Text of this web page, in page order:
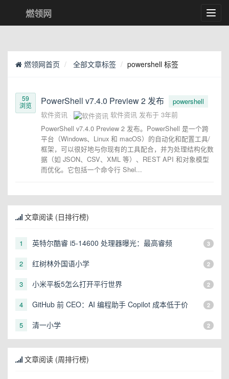
燃领网
燃领网首页 全部文章标签 powershell 标签
59
浏览
PowerShell v7.4.0 Preview 2 发布
powershell
软件资讯
软件资讯 发布于 3年前
PowerShell v7.4.0 Preview 2 发布。PowerShell 是一个跨
平台（Windows、Linux 和 macOS）的自动化和配置工具/
框架，可以很好地与你现有的工具配合，并为处理结构化数
据（如 JSON、CSV、XML 等）、REST API 和对象模型
而优化。它包括一个命令行 Shel...
文章阅读 (日排行榜)
1
英特尔酷睿 i5-14600 处理器曝光：最高睿频
3
2 红树林外国语小学 2
3 小米平板5怎么打开平行世界 2
4
GitHub 前 CEO：AI 编程助手 Copilot 成本低于价
2
5 清一小学 2
文章阅读 (周排行榜)